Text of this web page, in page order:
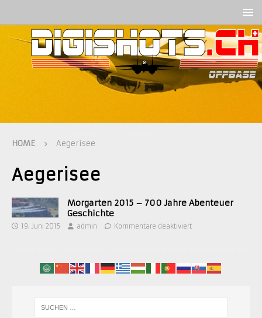
HOME Aegerisee
Aegerisee
Morgarten 2015 – 700 Jahre Abenteuer
Geschichte
19. Juni 2015 admin Kommentare deaktiviert